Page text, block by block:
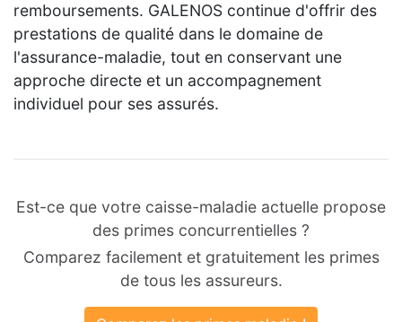
remboursements. GALENOS continue d'offrir des
prestations de qualité dans le domaine de
l'assurance-maladie, tout en conservant une
approche directe et un accompagnement
individuel pour ses assurés.
Est-ce que votre caisse-maladie actuelle propose
des primes concurrentielles ?
Comparez facilement et gratuitement les primes
de tous les assureurs.